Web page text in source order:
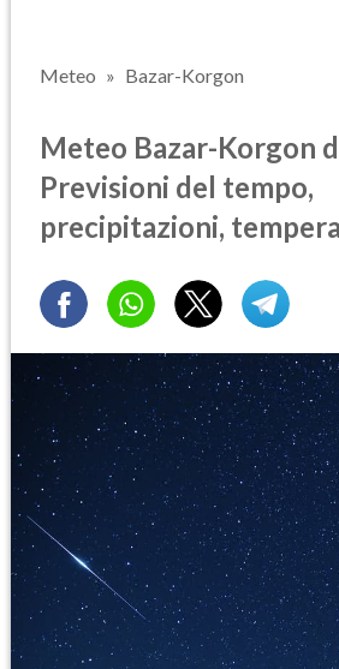
Meteo Bazar-Korgon
Meteo Bazar-Korgon
Previsioni del tempo,
precipitazioni,